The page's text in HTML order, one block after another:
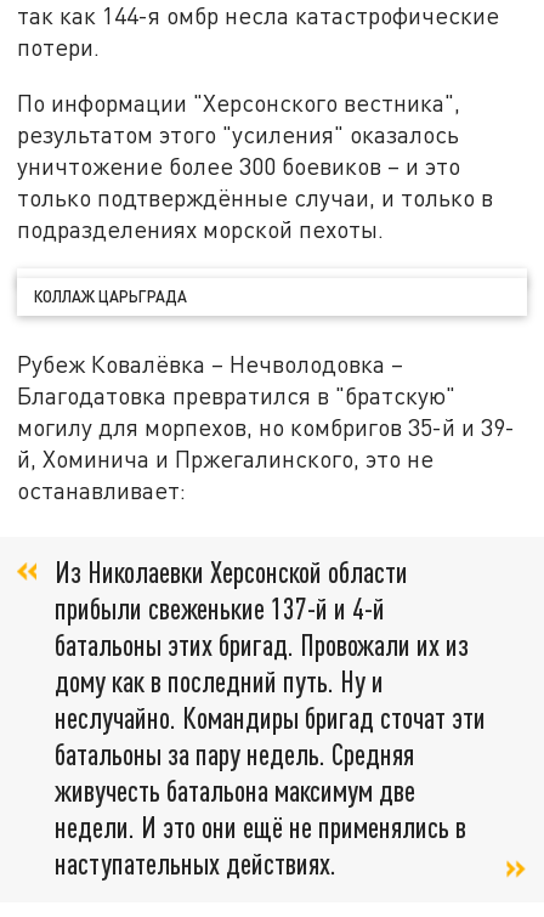
так как 144-я омбр несла катастрофические
потери.
По информации "Херсонского вестника",
результатом этого "усиления" оказалось
уничтожение более 300 боевиков – и это
только подтверждённые случаи, и только в
подразделениях морской пехоты.
КОЛЛАЖ ЦАРЬГРАДА
Рубеж Ковалёвка – Нечволодовка –
Благодатовка превратился в "братскую"
могилу для морпехов, но комбригов 35-й и 39-
й, Хоминича и Пржегалинского, это не
останавливает:
Из Николаевки Херсонской области
прибыли свеженькие 137-й и 4-й
батальоны этих бригад. Провожали их из
дому как в последний путь. Ну и
неслучайно. Командиры бригад сточат эти
батальоны за пару недель. Средняя
живучесть батальона максимум две
недели. И это они ещё не применялись в
наступательных действиях.